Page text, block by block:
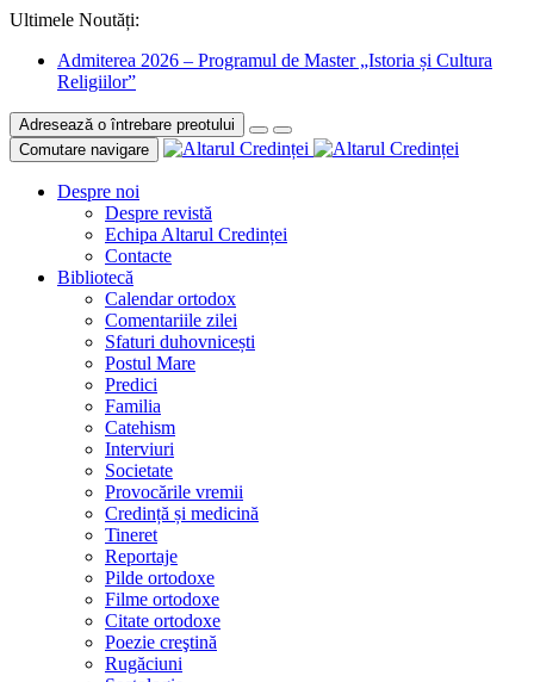
Ultimele Noutăți:
Admiterea 2026 – Programul de Master „Istoria și Cultura
Religiilor”
Adresează o întrebare preotului
Comutare navigare
Despre noi
Despre revistă
Echipa Altarul Credinței
Contacte
Bibliotecă
Calendar ortodox
Comentariile zilei
Sfaturi duhovnicești
Postul Mare
Predici
Familia
Catehism
Interviuri
Societate
Provocările vremii
Credință și medicină
Tineret
Reportaje
Pilde ortodoxe
Filme ortodoxe
Citate ortodoxe
Poezie creştină
Rugăciuni